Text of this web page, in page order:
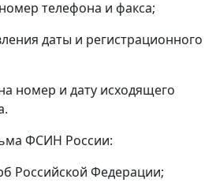
телефона и факса;
даты и регистрационного
номер и дату исходящего
ФСИН России:
Российской Федерации;